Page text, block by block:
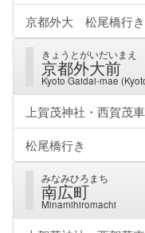
京都外大 松尾橋行き
きょうとがいだいまえ
京都外大前
Kyoto Gaidai-mae
上賀茂神社・西賀茂
松尾橋行き
みなみひろまち
南広町
Minamihiromachi